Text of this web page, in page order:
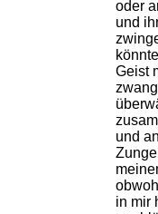
oder
und
Geist
und
in mir